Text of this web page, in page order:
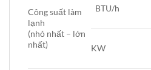
Công suất làm
lạnh
(nhỏ nhất – lớn
nhất)
BTU/h
KW